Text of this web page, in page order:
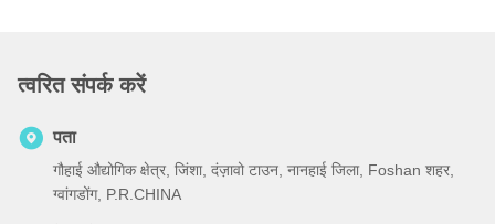
त्वरित संपर्क करें
पता
गौहाई औद्योगिक क्षेत्र, जिंशा, दंज़ावो टाउन, नानहाई जिला, Foshan शहर,
ग्वांगडोंग, P.R.CHINA